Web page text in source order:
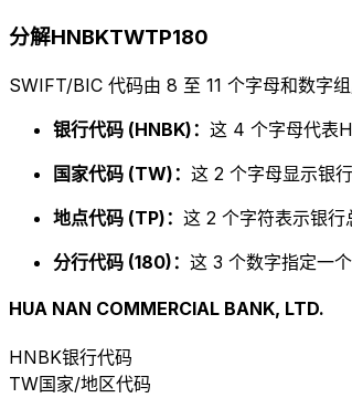
分解HNBKTWTP180
SWIFT/BIC 代码由 8 至 11 个字母和数字
银行代码 (HNBK)： 这 4 个字母代表
国家代码 (TW)： 这 2 个字母显示银
地点代码 (TP)： 这 2 个字符表示银行
分行代码 (180)： 这 3 个数字指定一
HUA NAN COMMERCIAL BANK, LTD.
HNBK银行代码
TW国家/地区代码